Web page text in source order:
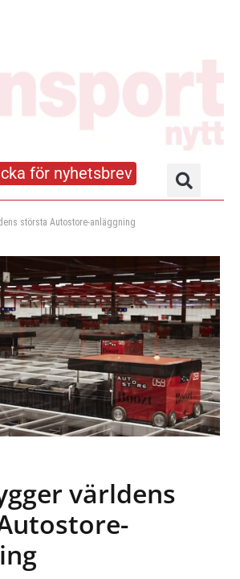
för nyhetsbrev
största Autostore-anläggning
världens